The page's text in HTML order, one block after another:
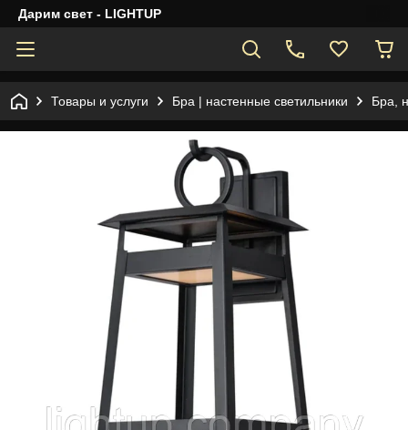
Дарим свет - LIGHTUP
Товары и услуги Бра | настенные светильники Бра,